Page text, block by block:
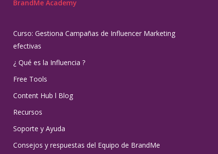
BrandMe Academy
Curso: Gestiona Campañas de Influencer Marketing
efectivas
¿ Qué es la Influencia ?
Free Tools
Content Hub l Blog
Recursos
Soporte y Ayuda
Consejos y respuestas del Equipo de BrandMe